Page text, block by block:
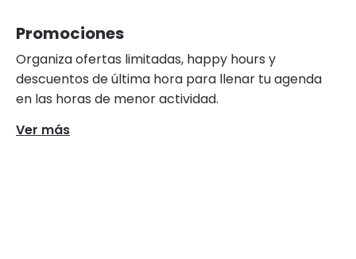
Promociones
Organiza ofertas limitadas, happy hours y
descuentos de última hora para llenar tu agenda
en las horas de menor actividad.
Ver más